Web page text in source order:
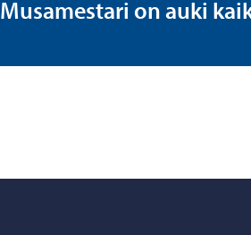
Musamestari on auki